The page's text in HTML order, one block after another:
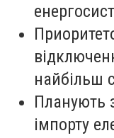
найбільш
Планують
імпорту